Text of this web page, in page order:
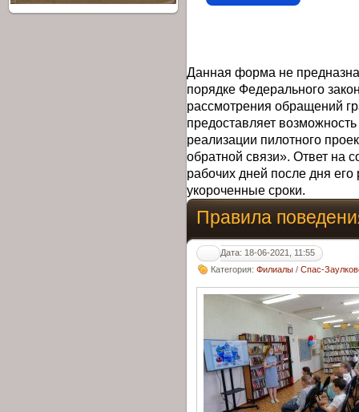
Данная форма не
порядке Федерального
рассмотрения обращений
предоставляет
реализации пилотного
обратной связи». Ответ на
рабочих дней после дня
укороченные сроки.
Правила
Дата: 18-06-2021, 11:55
Категория: Филиалы / Спас-